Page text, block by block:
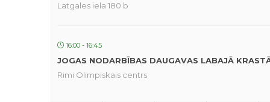
Latgales iela 180 b
16:00 - 16:45
JOGAS NODARBĪBAS DAUGAVAS LABAJĀ
Rimi Olimpiskais centrs